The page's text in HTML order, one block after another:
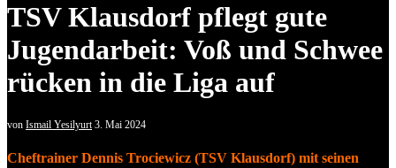
TSV Klausdorf pflegt gute
Jugendarbeit: Voß und Schwee
rücken in die Liga auf
von Ismail Yesilyurt 3. Mai 2024
Cheftrainer Dennis Trociewicz (TSV Klausdorf) mit seinen